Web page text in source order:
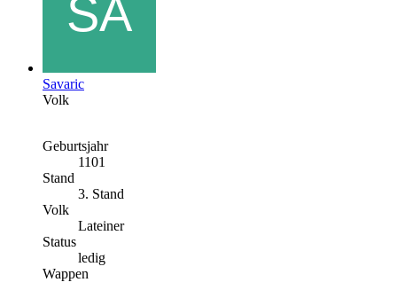
Savaric
Volk
Geburtsjahr
1101
Stand
3. Stand
Volk
Lateiner
Status
ledig
Wappen